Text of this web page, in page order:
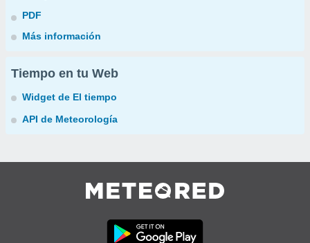
PDF
Más información
Tiempo en tu Web
Widget de El tiempo
API de Meteorología